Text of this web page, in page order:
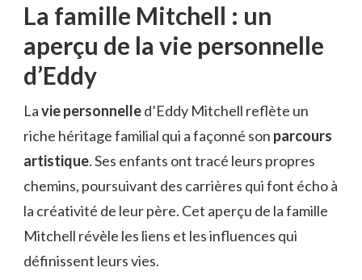
La famille Mitchell : un
aperçu de la vie personnelle
d’Eddy
Lavie personnelled’Eddy Mitchell reflète un
riche héritage familial qui a façonné son parcours
artistique. Ses enfants ont tracé leurs propres
chemins, poursuivant des carrières qui font écho à
la créativité de leur père. Cet aperçu de la famille
Mitchell révèle les liens et les influences qui
définissent leurs vies.